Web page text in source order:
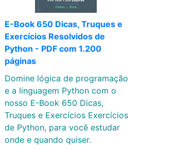
E-Book 650 Dicas, Truques e
Exercícios Resolvidos de
Python - PDF com 1.200
páginas
Domine lógica de programação
e a linguagem Python com o
nosso E-Book 650 Dicas,
Truques e Exercícios Exercícios
de Python, para você estudar
onde e quando quiser.